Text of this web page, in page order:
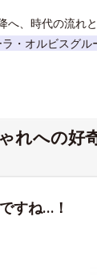
、時代の流れ
ラ・オルビスグル
れへの好
すね…！